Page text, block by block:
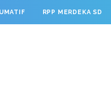
{
RPP MERDEKA SD